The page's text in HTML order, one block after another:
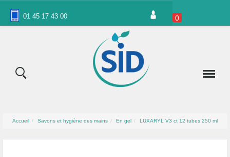
01 45 17 43 00 0
Accueil Savons et hygiène des mains En gel LUXARYL V3 ct 12 tubes 250 ml